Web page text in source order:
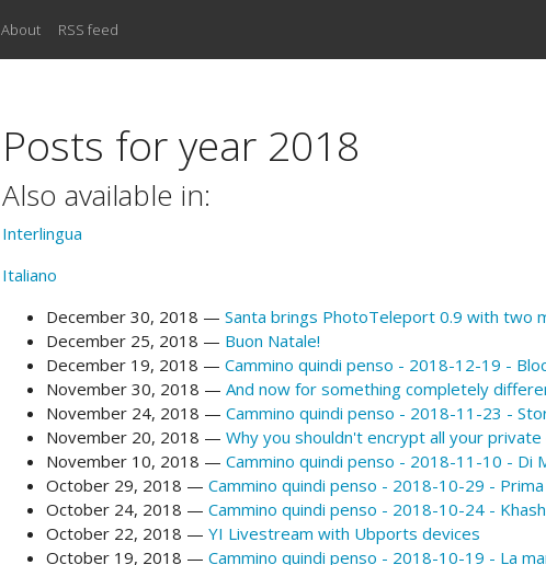
About RSS feed
Posts for year 2018
Also available in:
Interlingua
Italiano
December 30, 2018
Santa brings PhotoTeleport 0.9 with two
December 25, 2018
Buon Natale!
December 19, 2018
Cammino quindi penso - 2018-12-19 -
November 30, 2018
And now for something completely
November 24, 2018
Cammino quindi penso - 2018-11-23 -
November 20, 2018
Why you shouldn't encrypt all your private
November 10, 2018
Cammino quindi penso - 2018-11-10 - Di
October 29, 2018
Cammino quindi penso - 2018-10-29 -
October 24, 2018
Cammino quindi penso - 2018-10-24 -
October 22, 2018
YI Livestream with Ubports devices
October 19, 2018
Cammino quindi penso - 2018-10-19 - La